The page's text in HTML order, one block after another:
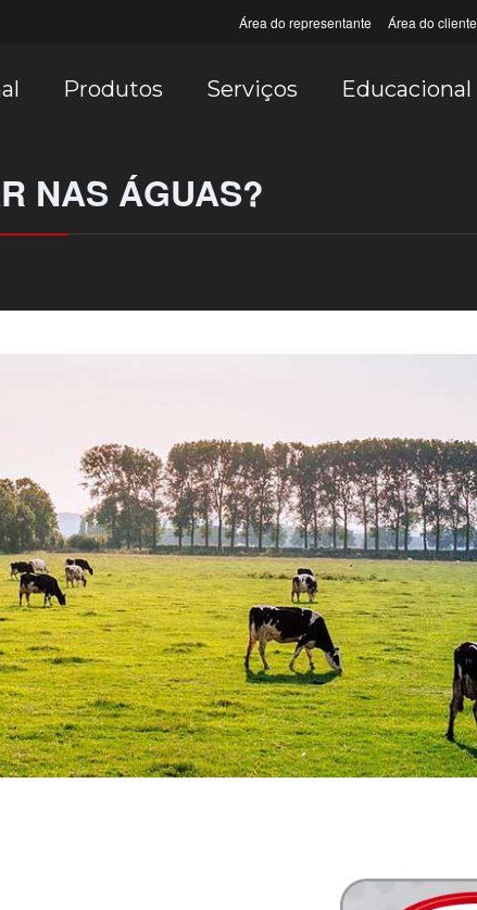
Área do representante Área do cliente
Produtos Serviços Educacional
NAS ÁGUAS?